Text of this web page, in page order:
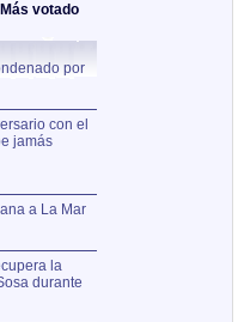
Más votado
por
con el
jamás
a La Mar
la
durante